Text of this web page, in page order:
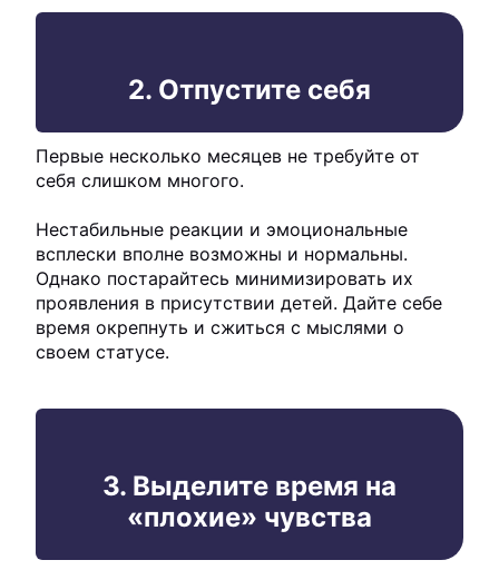
2. Отпустите себя
Первые несколько месяцев не требуйте от
себя слишком многого.
Нестабильные реакции и эмоциональные
всплески вполне возможны и нормальны.
Однако постарайтесь минимизировать их
проявления в присутствии детей. Дайте себе
время окрепнуть и сжиться с мыслями о
своем статусе.
3. Выделите время на
«плохие» чувства